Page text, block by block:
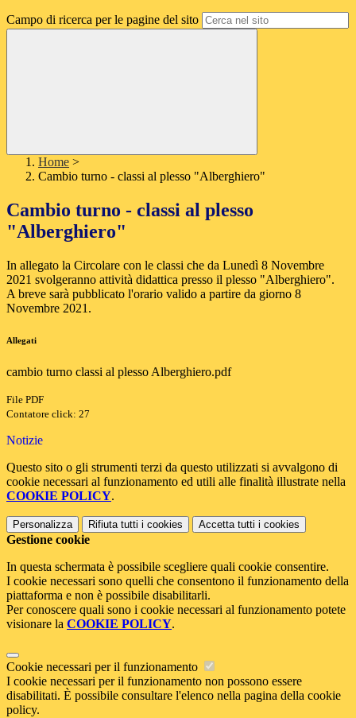
Campo di ricerca per le pagine del sito
Home >
Cambio turno - classi al plesso "Alberghiero"
Cambio turno - classi al plesso
"Alberghiero"
In allegato la Circolare con le classi che da Lunedì 8 Novembre
2021 svolgeranno attività didattica presso il plesso "Alberghiero".
A breve sarà pubblicato l'orario valido a partire da giorno 8
Novembre 2021.
Allegati
cambio turno classi al plesso Alberghiero.pdf
File PDF
Contatore click: 27
Notizie
Questo sito o gli strumenti terzi da questo utilizzati si avvalgono di
cookie necessari al funzionamento ed utili alle finalità illustrate nella
COOKIE POLICY.
Personalizza Rifiuta tutti i cookies Accetta tutti i cookies
Gestione cookie
In questa schermata è possibile scegliere quali cookie consentire.
I cookie necessari sono quelli che consentono il funzionamento della
piattaforma e non è possibile disabilitarli.
Per conoscere quali sono i cookie necessari al funzionamento potete
visionare la COOKIE POLICY.
Cookie necessari per il funzionamento
I cookie necessari per il funzionamento non possono essere
disabilitati. È possibile consultare l'elenco nella pagina della cookie
policy.